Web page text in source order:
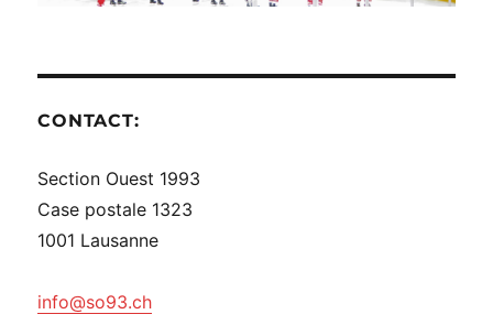
CONTACT:
Section Ouest 1993
Case postale 1323
1001 Lausanne
info@so93.ch